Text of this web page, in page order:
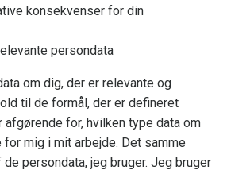
konsekvenser for din
persondata
om dig, der er relevante og
til de formål, der er defineret
afgørende for, hvilken type data om
for mig i mit arbejde. Det samme
persondata, jeg bruger. Jeg bruger